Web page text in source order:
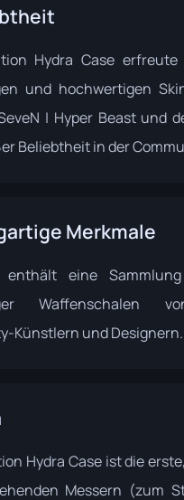
Hydra Case
und hochwertigen
| Hyper Beast und
Beliebtheit in der
Merkmale
enthält eine
Waffenschalen
Künstlern und Designern.
Hydra Case ist die
Messern (zum